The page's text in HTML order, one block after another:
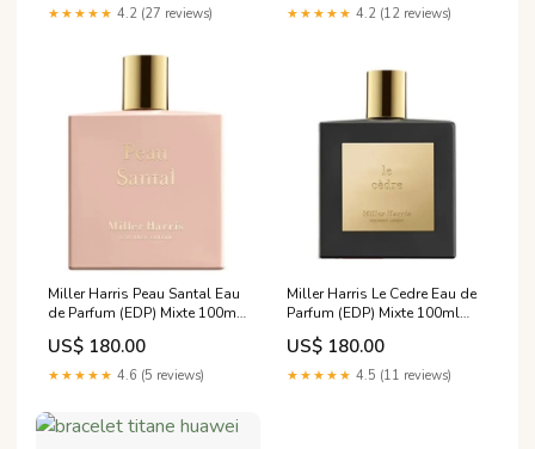
★★★★★ 4.2 (27 reviews) ★★★★★ 4.2 (12 reviews)
Miller Harris Peau Santal Eau
de Parfum (EDP) Mixte 100ml
Bon Parfumeur
US$ 180.00
★★★★★ 4.6 (5 reviews)
Miller Harris Le Cedre Eau de
Parfum (EDP) Mixte 100ml
Proraso
US$ 180.00
★★★★★ 4.5 (11 reviews)